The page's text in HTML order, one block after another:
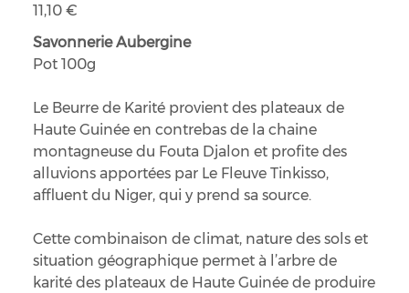
Prix
11,10 €
Savonnerie Aubergine
Pot 100g
Le Beurre de Karité provient des plateaux de
Haute Guinée en contrebas de la chaine
montagneuse du Fouta Djalon et profite des
alluvions apportées par Le Fleuve Tinkisso,
affluent du Niger, qui y prend sa source.
Cette combinaison de climat, nature des sols et
situation géographique permet à l’arbre de
karité des plateaux de Haute Guinée de produire